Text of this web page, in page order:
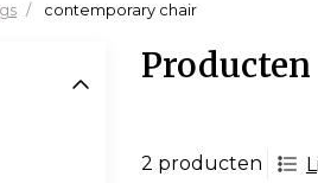
contemporary chair
2 producten